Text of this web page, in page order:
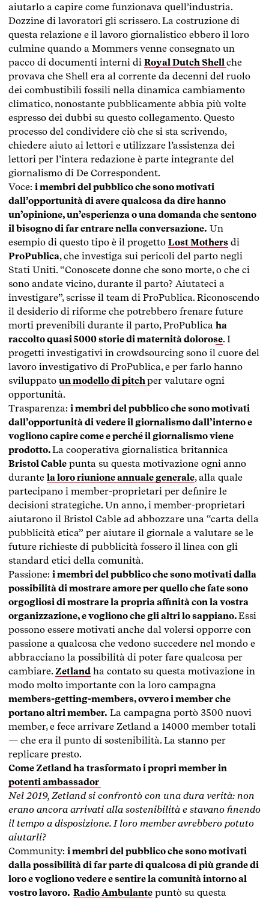
aiutarlo a capire come funzionava quell’industria.
Dozzine di lavoratori gli scrissero. La costruzione di
questa relazione e il lavoro giornalistico ebbero il loro
culmine quando a Mommers venne consegnato un
pacco di documenti interni di Royal Dutch Shellche
provava che Shell era al corrente da decenni del ruolo
dei combustibili fossili nella dinamica cambiamento
climatico, nonostante pubblicamente abbia più volte
espresso dei dubbi su questo collegamento. Questo
processo del condividere ciò che si sta scrivendo,
chiedere aiuto ai lettori e utilizzare l’assistenza dei
lettori per l’intera redazione è parte integrante del
giornalismo di De Correspondent.
Voce: i membri del pubblico che sono motivati
dall’opportunità di avere qualcosa da dire hanno
un’opinione, un’esperienza o una domanda che sentono
il bisogno di far entrare nella conversazione. Un
esempio di questo tipo è il progetto Lost Mothers di
ProPublica, che investiga sui pericoli del parto negli
Stati Uniti. “Conoscete donne che sono morte, o che ci
sono andate vicino, durante il parto? Aiutateci a
investigare”, scrisse il team di ProPublica. Riconoscendo
il desiderio di riforme che potrebbero frenare future
morti prevenibili durante il parto, ProPublica ha
raccolto quasi 5000 storie di maternità dolorose. I
progetti investigativi in crowdsourcing sono il cuore del
lavoro investigativo di ProPublica, e per farlo hanno
sviluppato un modello di pitchper valutare ogni
opportunità.
Trasparenza: i membri del pubblico che sono motivati
dall’opportunità di vedere il giornalismo dall’interno e
vogliono capire come e perché il giornalismo viene
prodotto.La cooperativa giornalistica britannica
Bristol Cable punta su questa motivazione ogni anno
durante la loro riunione annuale generale, alla quale
partecipano i member-proprietari per definire le
decisioni strategiche. Un anno, i member-proprietari
aiutarono il Bristol Cable ad abbozzare una “carta della
pubblicità etica” per aiutare il giornale a valutare se le
future richieste di pubblicità fossero il linea con gli
standard etici della comunità.
Passione: i membri del pubblico che sono motivati dalla
possibilità di mostrare amore per quello che fate sono
orgogliosi di mostrare la propria affinità con la vostra
organizzazione, e vogliono che gli altri lo sappiano.Essi
possono essere motivati anche dal volersi opporre con
passione a qualcosa che vedono succedere nel mondo e
abbracciano la possibilità di poter fare qualcosa per
cambiare. Zetland ha contato su questa motivazione in
modo molto importante con la loro campagna
members-getting-members, ovvero i member che
portano altri member. La campagna portò 3500 nuovi
member, e fece arrivare Zetland a 14000 member totali
— che era il punto di sostenibilità. La stanno per
replicare presto.
Come Zetland ha trasformato i propri member in
potenti ambassador
Nel 2019, Zetland si confrontò con una dura verità: non
erano ancora arrivati alla sostenibilità e stavano finendo
il tempo a disposizione. I loro member avrebbero potuto
aiutarli?
Community: i membri del pubblico che sono motivati
dalla possibilità di far parte di qualcosa di più grande di
loro e vogliono vedere e sentire la comunità intorno al
vostro lavoro. Radio Ambulante puntò su questa